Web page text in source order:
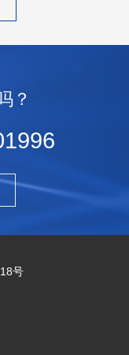
？
号